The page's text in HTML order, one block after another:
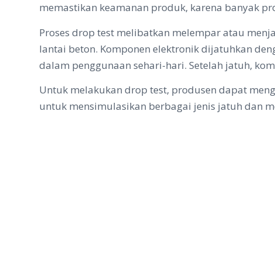
memastikan keamanan produk, karena banyak
Proses drop test melibatkan melempar atau
lantai beton. Komponen elektronik dijatuhkan
dalam penggunaan sehari-hari. Setelah jatuh,
Untuk melakukan drop test, produsen dapat
untuk mensimulasikan berbagai jenis jatuh dan